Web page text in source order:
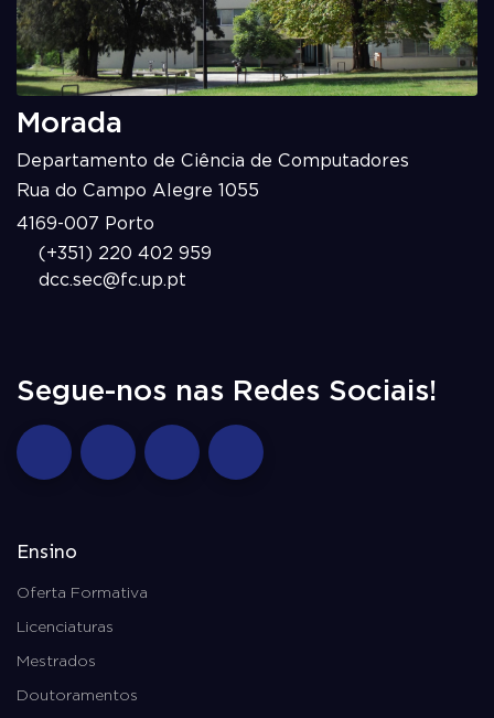
Morada
Departamento de Ciência de Computadores
Rua do Campo Alegre 1055
4169-007 Porto
(+351) 220 402 959
dcc.sec@fc.up.pt
Segue-nos nas Redes Sociais!
Ensino
Oferta Formativa
Licenciaturas
Mestrados
Doutoramentos